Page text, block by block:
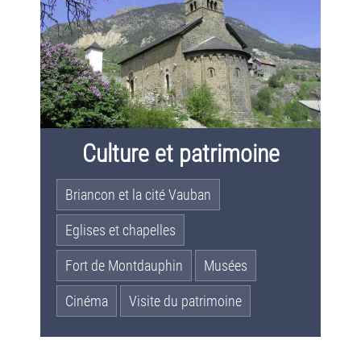
Culture et patrimoine
Briancon et la cité Vauban
Eglises et chapelles
Fort de Montdauphin Musées
Cinéma Visite du patrimoine